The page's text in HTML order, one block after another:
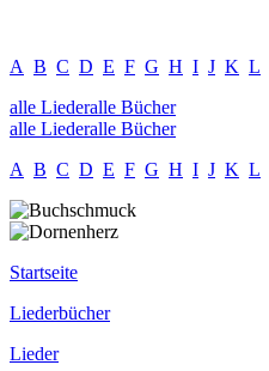
A B C D E F G H I J K L
alle Liederalle Bücher
alle Liederalle Bücher
A B C D E F G H I J K L
Startseite
Liederbücher
Lieder